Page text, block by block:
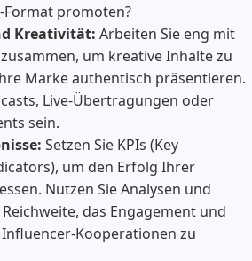
Format promoten?
Kreativität: Arbeiten Sie eng mit
um kreative Inhalte zu
Marke authentisch präsentieren.
Live-Übertragungen oder
sein.
Setzen Sie KPIs (Key
um den Erfolg Ihrer
Nutzen Sie Analysen und
das Engagement und
Kooperationen zu